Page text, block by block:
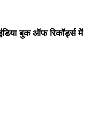
बुक ऑफ रिकॉर्ड्स में